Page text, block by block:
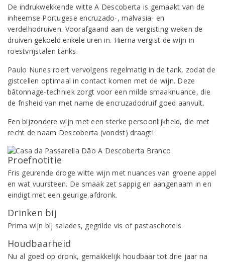
De indrukwekkende witte A Descoberta is gemaakt van de
inheemse Portugese encruzado-, malvasia- en
verdelhodruiven. Voorafgaand aan de vergisting weken de
druiven gekoeld enkele uren in. Hierna vergist de wijn in
roestvrijstalen tanks.
Paulo Nunes roert vervolgens regelmatig in de tank, zodat de
gistcellen optimaal in contact komen met de wijn. Deze
bâtonnage-techniek zorgt voor een milde smaaknuance, die
de frisheid van met name de encruzadodruif goed aanvult.
Een bijzondere wijn met een sterke persoonlijkheid, die met
recht de naam Descoberta (vondst) draagt!
Proefnotitie
Fris geurende droge witte wijn met nuances van groene appel
en wat vuursteen. De smaak zet sappig en aangenaam in en
eindigt met een geurige afdronk.
Drinken bij
Prima wijn bij salades, gegrilde vis of pastaschotels.
Houdbaarheid
Nu al goed op dronk, gemakkelijk houdbaar tot drie jaar na